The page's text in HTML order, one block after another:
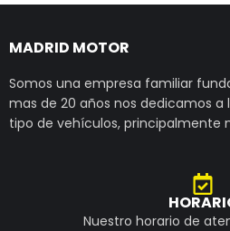
MADRID MOTOR
Somos una empresa familiar
mas de 20 años nos dedicamos
tipo de vehículos, principalmente
Nuestro horario de